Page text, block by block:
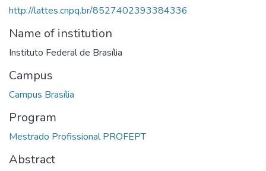
http://lattes.cnpq.br/8527402393384336
Name of institution
Instituto Federal de Brasília
Campus
Campus Brasília
Program
Mestrado Profissional PROFEPT
Abstract